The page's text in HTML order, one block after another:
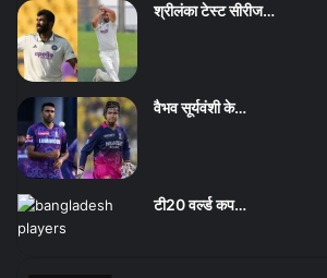
श्रीलंका टेस्ट सीरीज…
वैभव सूर्यवंशी के…
टी20 वर्ल्ड कप…